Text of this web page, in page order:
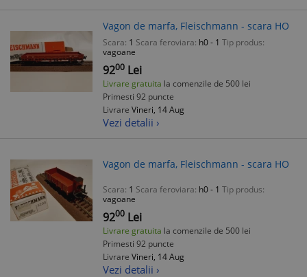
Vagon de marfa, Fleischmann - scara HO
Scara: 1 Scara feroviara: h0 - 1 Tip produs:
vagoane
9200 Lei
Livrare gratuita la comenzile de 500 lei
Primesti 92 puncte
Livrare Vineri, 14 Aug
Vezi detalii ›
Vagon de marfa, Fleischmann - scara HO
Scara: 1 Scara feroviara: h0 - 1 Tip produs:
vagoane
9200 Lei
Livrare gratuita la comenzile de 500 lei
Primesti 92 puncte
Livrare Vineri, 14 Aug
Vezi detalii ›